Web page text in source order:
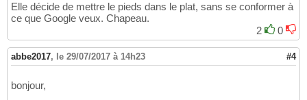
Elle décide de mettre le pieds dans le plat, sans se conformer à
ce que Google veux. Chapeau.
2
0
abbe2017, le 29/07/2017 à 14h23 #4
bonjour,